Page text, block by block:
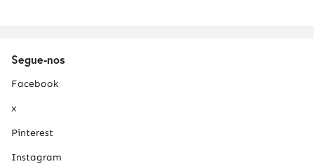
Segue-nos
Facebook
x
Pinterest
Instagram